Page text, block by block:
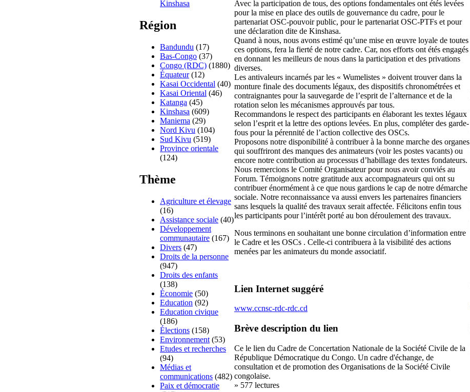
Kinshasa
Région
Bandundu (17)
Bas-Congo (37)
Congo (RDC) (1880)
Équateur(12)
Kasai Occidental (40)
Kasai Oriental (46)
Katanga (45)
Kinshasa (609)
Maniema (29)
Nord Kivu (104)
Sud Kivu (519)
Province orientale
(124)
Thème
Agriculture et élevage
(16)
Assistance sociale (40)
Développement
communautaire (167)
Divers (47)
Droits de la personne
(947)
Droits des enfants
(138)
Économie (50)
Education (92)
Education civique
(186)
Élections (158)
Environnement (53)
Etudes et recherches
(94)
Médias et
communications (482)
Paix et démocratie
Avec la participation de tous, des options fondamentales ont étés levées
pour la mise en place des outils de gouvernance du cadre, pour le
partenariat OSC-pouvoir public, pour le partenariat OSC-PTFs et pour
une déclaration dite de Kinshasa.
Quand à nous, nous avons estimé qu’une mise en œuvre loyale de toutes
ces options, fera la fierté de notre cadre. Car, nos efforts ont étés engagés
en donnant les meilleurs de nous dans la participation et des privations
diverses.
Les antivaleurs incarnés par les « Wumelistes » doivent trouver dans la
monture finale des documents légaux, des dispositifs chronométrées et
contraignantes pour la sauvegarde de l’esprit de l’alternance et de la
rotation selon les mécanismes approuvés par tous.
Recommandons le respect des participants en élaborant les textes légaux
selon l’esprit et la lettre des options levées. En plus, compléter des garde-
fous pour la pérennité de l’action collective des OSCs.
Proposons notre disponibilité à contribuer à la bonne marche des organes
qui souffriront des manques des animateurs (voir les postes vacants) ou
encore notre contribution au processus d’habillage des textes fondateurs.
Nous remercions le Comité Organisateur pour nous avoir conviés au
Forum. Témoignons notre gratitude aux accompagnateurs qui ont su
contribuer énormément à ce que nous gardions le cap de notre démarche
sociale. Notre reconnaissance va aussi envers les partenaires financiers
sans lesquels la qualité des travaux serait affectée. Félicitons enfin tous
les participants pour l’intérêt porté au bon déroulement des travaux.
Nous terminons en souhaitant une bonne circulation d’information entre
le Cadre et les OSCs . Celle-ci contribuera à la visibilité des actions
menées par les animateurs du monde associatif.
Lien Internet suggéré
www.ccnsc-rdc-rdc.cd
Brève description du lien
Ce le lien du Cadre de Concertation Nationale de la Société Civile de la
République Démocratique du Congo. Un cadre d'échange, de
consultation et de promotion des Organisations de la Société Civile
congolaise.
» 577 lectures